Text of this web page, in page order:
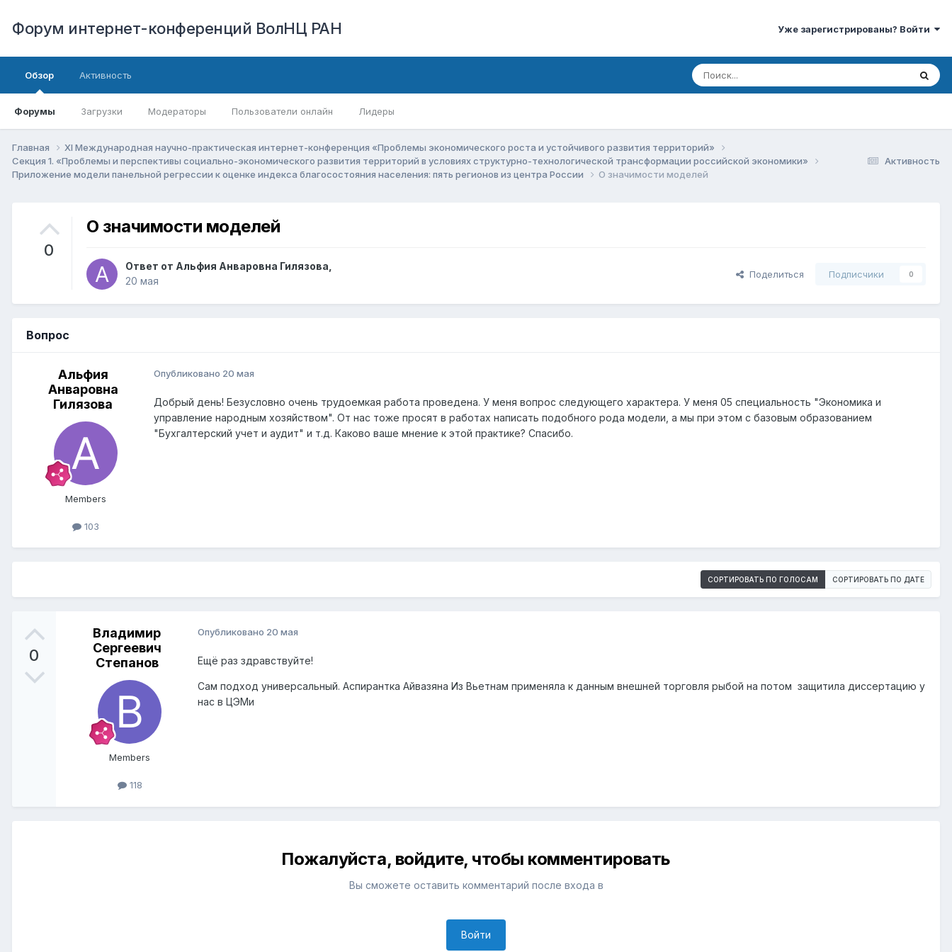
Форум интернет-конференций ВолНЦ РАН Уже зарегистрированы? Войти
Обзор
Форумы Загрузки Модераторы Пользователи онлайн Лидеры
Активность
Активность
Главная
XI Международная научно-практическая интернет-конференция «Проблемы экономического роста и устойчивого развития территорий»
Секция 1. «Проблемы и перспективы социально-экономического развития территорий в условиях структурно-технологической трансформации российской экономики»
Приложение модели панельной регрессии к оценке индекса благосостояния населения: пять регионов из центра России
О значимости моделей
0
О значимости моделей
Ответ от Альфия Анваровна Гилязова
20 мая
Поделиться Подписчики 0
Вопрос
Альфия
Анваровна
Гилязова
Members
103
Опубликовано 20 мая
Добрый день! Безусловно очень трудоемкая работа проведена. У меня вопрос следующего характера. У меня 05 специальность "Экономика и
управление народным хозяйством". От нас тоже просят в работах написать подобного рода модели, а мы при этом с базовым образованием
"Бухгалтерский учет и аудит" и т.д. Каково ваше мнение к этой практике? Спасибо.
СОРТИРОВАТЬ ПО ГОЛОСАМ СОРТИРОВАТЬ ПО ДАТЕ
0
Владимир
Сергеевич
Степанов
Members
118
Опубликовано 20 мая
Ещё раз здравствуйте!
Сам подход универсальный. Аспирантка Айвазяна Из Вьетнам применяла к данным внешней торговля рыбой на потом защитила диссертацию у
нас в ЦЭМи
Пожалуйста, войдите, чтобы комментировать
Вы сможете оставить комментарий после входа в
Войти